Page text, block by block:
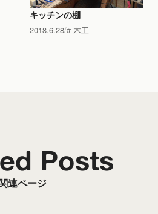
キッチンの棚
2018.6.28 木工
連ページ
Posts